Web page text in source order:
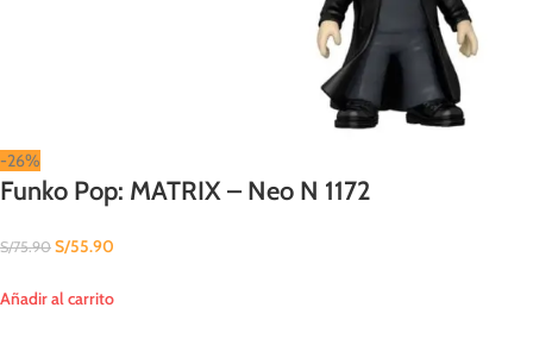
-26%
Funko Pop: MATRIX – Neo N 1172
S/75.90 S/55.90
Añadir al carrito